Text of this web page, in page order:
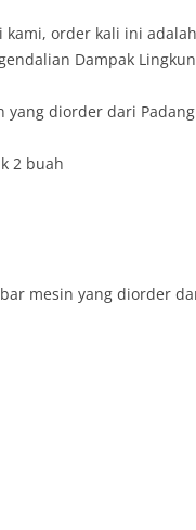
kami, order kali ini
Dampak
yang diorder dari
2 buah
mesin yang diorder